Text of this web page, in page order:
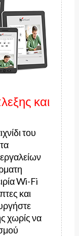
και
του
Wi-Fi
και
χωρίς να